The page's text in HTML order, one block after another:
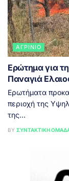
ΑΓΡΊΝΙΟ
Ερώτημα για
Παναγιά
Ερωτήματα
περιοχή της
της...
BY ΣΥΝΤΑΚΤΙΚΉ